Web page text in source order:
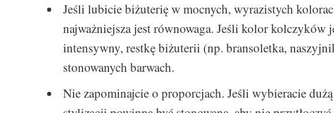
Jeśli lubicie biżuterię w mocnych, wyrazistych
najważniejsza jest równowaga. Jeśli kolor kolczyków
intensywny, restkę biżuterii (np. bransoletka,
stonowanych barwach.
Nie zapominajcie o proporcjach. Jeśli wybieracie